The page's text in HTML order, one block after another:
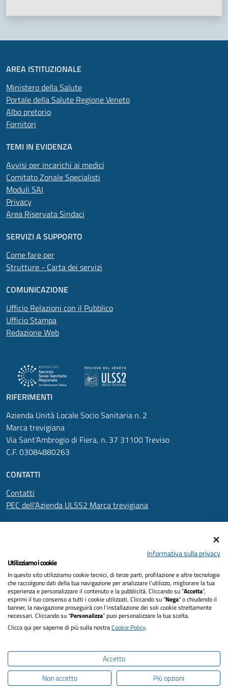
AREA ISTITUZIONALE
Ministero della Salute
Portale della Salute Regione Veneto
Albo pretorio
Fornitori
TEMI IN EVIDENZA
Avvisi per incarichi ai medici
Comitato Zonale Specialisti
Moduli SAI
Privacy
Area Riservata Sindaci
SERVIZI A SUPPORTO
Come fare per
Strutture - Carta dei servizi
COMUNICAZIONE
Ufficio Relazioni con il Pubblico
Ufficio Stampa
Redazione Web
RIFERIMENTI
Azienda Unità Locale Socio Sanitaria n. 2
Marca trevigiana
Via Sant'Ambrogio di Fiera, n. 37 31100 Treviso
C.F. 03084880263
CONTATTI
Contatti
PEC dell'Azienda ULSS2 Marca trevigiana
Informativa privacy
Dichiarazione di accessibilità
Note legali
Informativa sulla privacy
Utilizziamo i cookie
In questo sito utilizziamo cookie tecnici, di terze parti, profilazione e altre tecnologie
che raccolgono dati della tua navigazione per analizzare l’utilizzo, migliorare la tua
esperienza e personalizzare il contenuto e la pubblicità. Cliccando su “Accetta”,
esprimi il tuo consenso a tutti i cookie utilizzati. Cliccando su "Nega" o chiudendo il
banner, la navigazione proseguirà con l’installazione dei soli cookie strettamente
necessari. Cliccando su "Personalizza" puoi personalizzare la tua scelta.
Clicca qui per saperne di più sulla nostraCookie Policy.
Accetto
Non accetto
Più opzioni